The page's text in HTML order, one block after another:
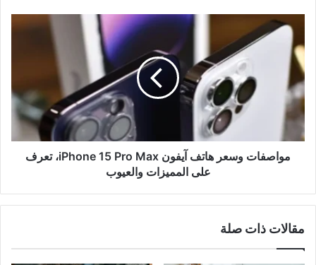
مواصفات
هاتف
آيفون
iPhone
15
Pro
تعرف
مواصفات وسعر هاتف آيفون iPhone 15 Pro Max، تعرف
على المميزات والعيوب
مقالات ذات صلة